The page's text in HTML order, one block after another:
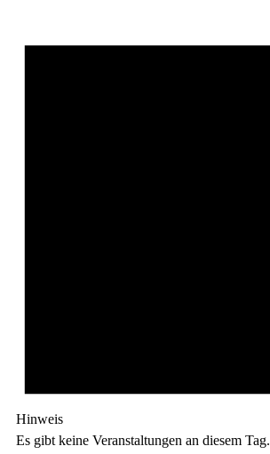
Hinweis
Es gibt keine Veranstaltungen an diesem Tag.